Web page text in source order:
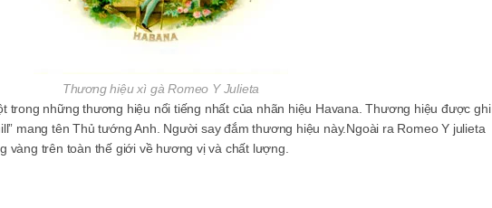
Thương hiệu xì gà Romeo Y Julieta
trong những thương hiệu nổi tiếng nhất của nhãn hiệu Havana. Thương hiệu được ghi
mang tên Thủ tướng Anh. Người say đắm thương hiệu này.Ngoài ra Romeo Y julieta
vàng trên toàn thế giới về hương vị và chất lượng.